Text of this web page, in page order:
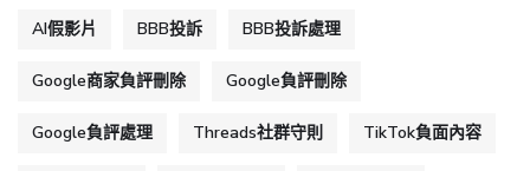
AI假影片 BBB投訴 BBB投訴處理
Google商家負評刪除 Google負評刪除
Google負評處理 Threads社群守則 TikTok負面內容